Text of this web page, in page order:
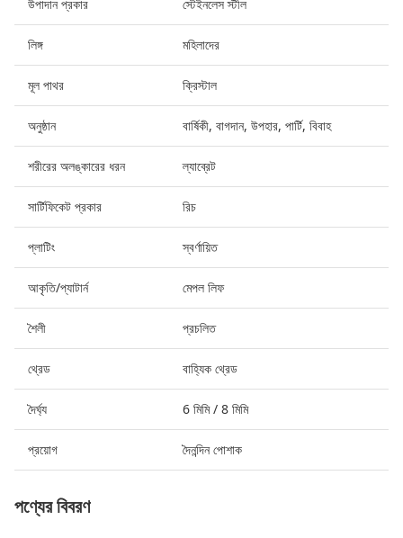
উপাদান প্রকার স্টেইনলেস স্টীল
লিঙ্গ মহিলাদের
মূল পাথর ক্রিস্টাল
অনুষ্ঠান বার্ষিকী, বাগদান, উপহার, পার্টি, বিবাহ
শরীরের অলঙ্কারের ধরন ল্যাব্রেট
সার্টিফিকেট প্রকার রিচ
প্লাটিং স্বর্ণায়িত
আকৃতি/প্যাটার্ন মেপল লিফ
শৈলী প্রচলিত
থ্রেড বাহ্যিক থ্রেড
দৈর্ঘ্য 6 মিমি / 8 মিমি
প্রয়োগ দৈনন্দিন পোশাক
পণ্যের বিবরণ